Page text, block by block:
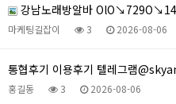
강남노래방알바
마케팅길잡이 3 2026-08-06
통협후기 이용후기 텔레그램
홍길동 3 2026-08-06